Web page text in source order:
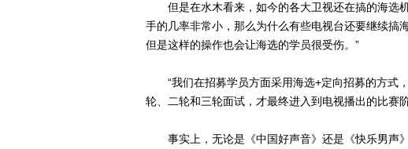
但是在水木看来，如今的各大卫视还在搞的海选
手的几率非常小，那么为什么有些电视台还要继续搞
但是这样的操作也会让海选的学员很受伤。”
“我们在招募学员方面采用海选+定向招募的方式
轮、二轮和三轮面试，才最终进入到电视播出的比赛
事实上，无论是《中国好声音》还是《快乐男声